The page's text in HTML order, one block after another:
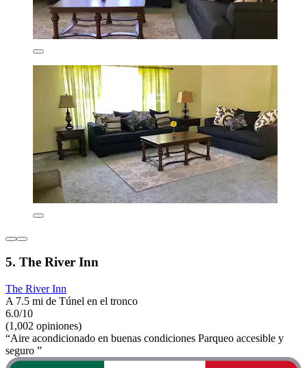
5. The River Inn
The River Inn
A 7.5 mi de Túnel en el tronco
6.0/10
(1,002 opiniones)
“Aire acondicionado en buenas condiciones Parqueo accesible y
seguro ”